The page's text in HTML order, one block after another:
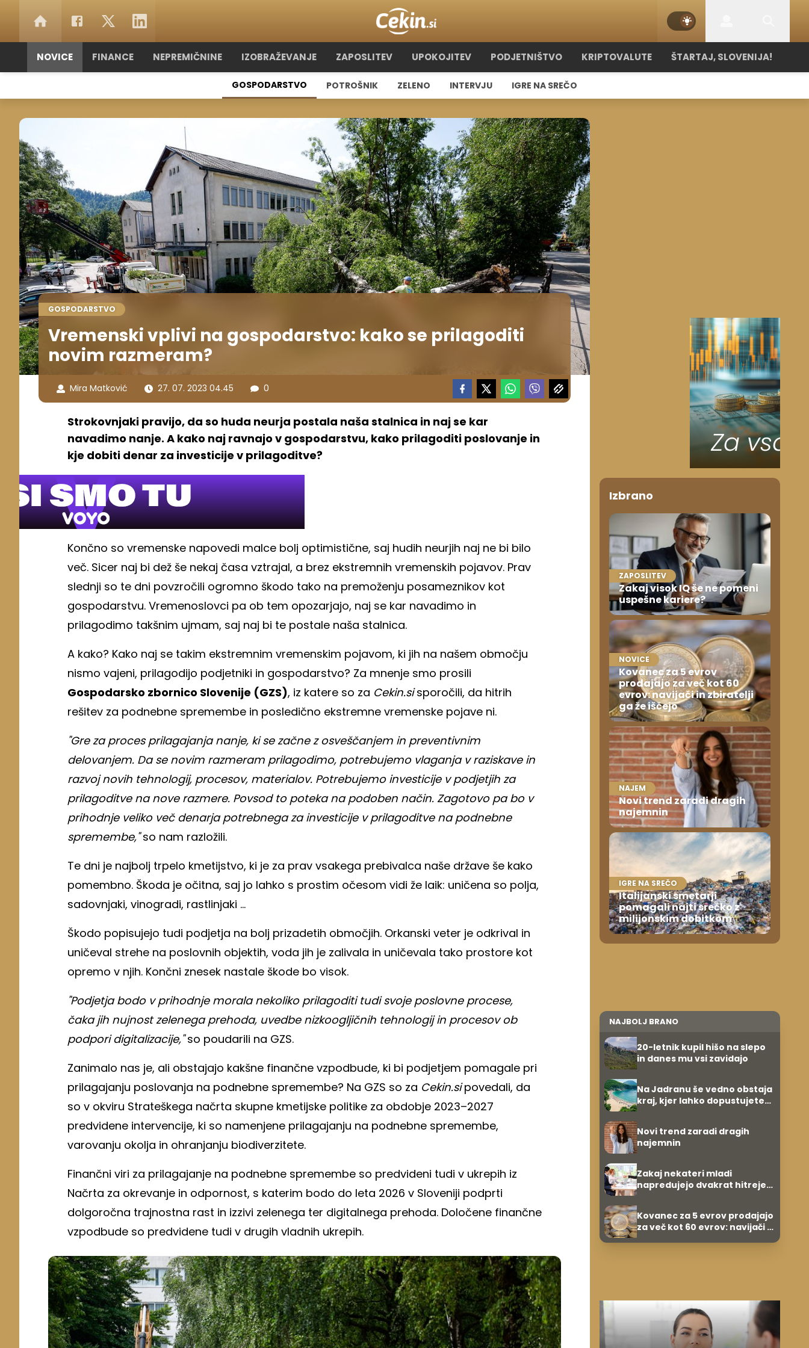
NOVICE FINANCE NEPREMIČNINE IZOBRAŽEVANJE ZAPOSLITEV UPOKOJITEV PODJETNIŠTVO KRIPTOVALUTE ŠTARTAJ, SLOVENIJA!
GOSPODARSTVO POTROŠNIK ZELENO INTERVJU IGRE NA SREČO
GOSPODARSTVO
Vremenski vplivi na gospodarstvo: kako se prilagoditi
novim razmeram?
Mira Matković 27. 07. 2023 04.45 0
Strokovnjaki pravijo, da so huda neurja postala naša stalnica in naj se kar
navadimo nanje. A kako naj ravnajo v gospodarstvu, kako prilagoditi poslovanje in
kje dobiti denar za investicije v prilagoditve?
Končno so vremenske napovedi malce bolj optimistične, saj hudih neurjih naj ne bi bilo
več. Sicer naj bi dež še nekaj časa vztrajal, a brez ekstremnih vremenskih pojavov. Prav
slednji so te dni povzročili ogromno škodo tako na premoženju posameznikov kot
gospodarstvu. Vremenoslovci pa ob tem opozarjajo, naj se kar navadimo in
prilagodimo takšnim ujmam, saj naj bi te postale naša stalnica.
A kako? Kako naj se takim ekstremnim vremenskim pojavom, ki jih na našem območju
nismo vajeni, prilagodijo podjetniki in gospodarstvo? Za mnenje smo prosili
Gospodarsko zbornico Slovenije (GZS), iz katere so za Cekin.sisporočili, da hitrih
rešitev za podnebne spremembe in posledično ekstremne vremenske pojave ni.
"Gre za proces prilagajanja nanje, ki se začne z osveščanjem in preventivnim
delovanjem. Da se novim razmeram prilagodimo, potrebujemo vlaganja v raziskave in
razvoj novih tehnologij, procesov, materialov. Potrebujemo investicije v podjetjih za
prilagoditve na nove razmere. Povsod to poteka na podoben način. Zagotovo pa bo v
prihodnje veliko več denarja potrebnega za investicije v prilagoditve na podnebne
spremembe,"so nam razložili.
Te dni je najbolj trpelo kmetijstvo, ki je za prav vsakega prebivalca naše države še kako
pomembno. Škoda je očitna, saj jo lahko s prostim očesom vidi že laik: uničena so polja,
sadovnjaki, vinogradi, rastlinjaki ...
Škodo popisujejo tudi podjetja na bolj prizadetih območjih. Orkanski veter je odkrival in
uničeval strehe na poslovnih objektih, voda jih je zalivala in uničevala tako prostore kot
opremo v njih. Končni znesek nastale škode bo visok.
"Podjetja bodo v prihodnje morala nekoliko prilagoditi tudi svoje poslovne procese,
čaka jih nujnost zelenega prehoda, uvedbe nizkoogljičnih tehnologij in procesov ob
podpori digitalizacije,"so poudarili na GZS.
Zanimalo nas je, ali obstajajo kakšne finančne vzpodbude, ki bi podjetjem pomagale pri
prilagajanju poslovanja na podnebne spremembe? Na GZS so za Cekin.sipovedali, da
so v okviru Strateškega načrta skupne kmetijske politike za obdobje 2023–2027
predvidene intervencije, ki so namenjene prilagajanju na podnebne spremembe,
varovanju okolja in ohranjanju biodiverzitete.
Finančni viri za prilagajanje na podnebne spremembe so predvideni tudi v ukrepih iz
Načrta za okrevanje in odpornost, s katerim bodo do leta 2026 v Sloveniji podprti
dolgoročna trajnostna rast in izzivi zelenega ter digitalnega prehoda. Določene finančne
vzpodbude so predvidene tudi v drugih vladnih ukrepih.
Izbrano
ZAPOSLITEV
Zakaj visok IQ še ne pomeni
uspešne kariere?
NOVICE
Kovanec za 5 evrov
prodajajo za več kot 60
evrov: navijači in zbiratelji
ga že iščejo
NAJEM
Novi trend zaradi dragih
najemnin
IGRE NA SREČO
Italijanski smetarji
pomagali najti srečko z
milijonskim dobitkom
NAJBOLJ BRANO
20-letnik kupil hišo na slepo
in danes mu vsi zavidajo
Na Jadranu še vedno obstaja
kraj, kjer lahko dopustujete
Novi trend zaradi dragih
najemnin
Zakaj nekateri mladi
napredujejo dvakrat hitreje
Kovanec za 5 evrov prodajajo
za več kot 60 evrov: navijači in